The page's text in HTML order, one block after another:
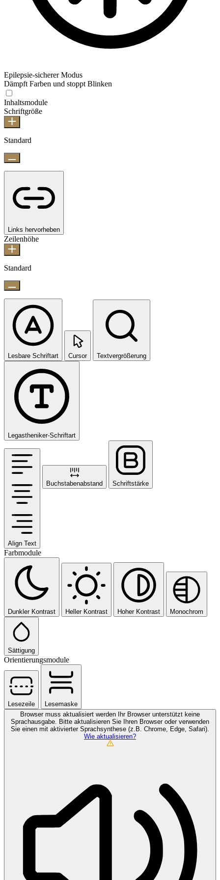
Epilepsie-sicherer Modus
Dämpft Farben und stoppt Blinken
Inhaltsmodule
Schriftgröße
Standard
Links hervorheben
Zeilenhöhe
Standard
Lesbare Schriftart Cursor Textvergrößerung
Legastheniker-Schriftart
Align Text
Buchstabenabstand Schriftstärke
Farbmodule
Dunkler Kontrast Heller Kontrast Hoher Kontrast Monochrom
Sättigung
Orientierungsmodule
Lesezeile
Lesemaske
Browser muss aktualisiert werden
Ihr Browser unterstützt keine
Sprachausgabe. Bitte aktualisieren Sie Ihren Browser oder verwenden
Sie einen mit aktivierter Sprachsynthese (z.B. Chrome, Edge, Safari).
Wie aktualisieren?